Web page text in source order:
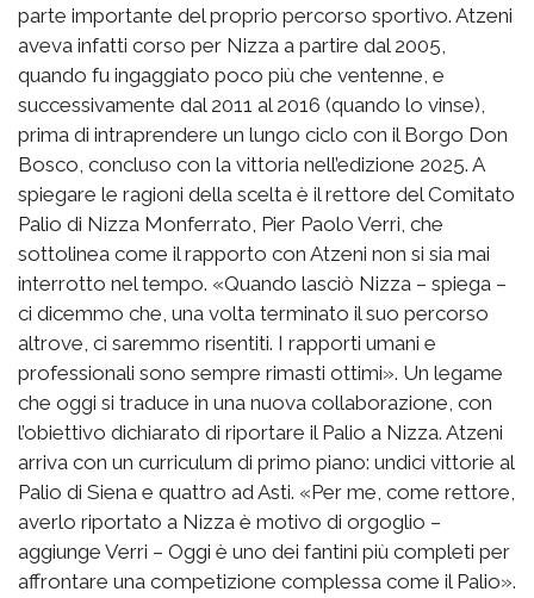
parte importante del proprio percorso sportivo. Atzeni
aveva infatti corso per Nizza a partire dal 2005,
quando fu ingaggiato poco più che ventenne, e
successivamente dal 2011 al 2016 (quando lo vinse),
prima di intraprendere un lungo ciclo con il Borgo Don
Bosco, concluso con la vittoria nell’edizione 2025. A
spiegare le ragioni della scelta è il rettore del Comitato
Palio di Nizza Monferrato, Pier Paolo Verri, che
sottolinea come il rapporto con Atzeni non si sia mai
interrotto nel tempo. «Quando lasciò Nizza – spiega –
ci dicemmo che, una volta terminato il suo percorso
altrove, ci saremmo risentiti. I rapporti umani e
professionali sono sempre rimasti ottimi». Un legame
che oggi si traduce in una nuova collaborazione, con
l’obiettivo dichiarato di riportare il Palio a Nizza. Atzeni
arriva con un curriculum di primo piano: undici vittorie al
Palio di Siena e quattro ad Asti. «Per me, come rettore,
averlo riportato a Nizza è motivo di orgoglio –
aggiunge Verri – Oggi è uno dei fantini più completi per
affrontare una competizione complessa come il Palio».